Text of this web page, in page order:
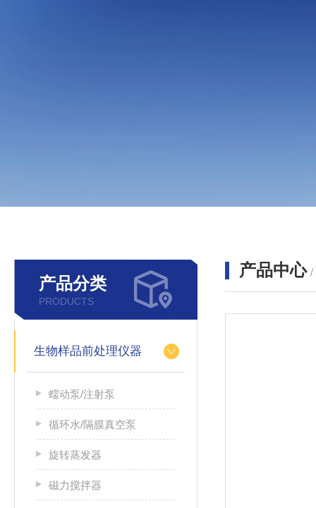
产品分类
PRODUCTS
生物样品前处理仪器
蠕动泵/注射泵
循环水/隔膜真空泵
旋转蒸发器
磁力搅拌器
产品中心 /